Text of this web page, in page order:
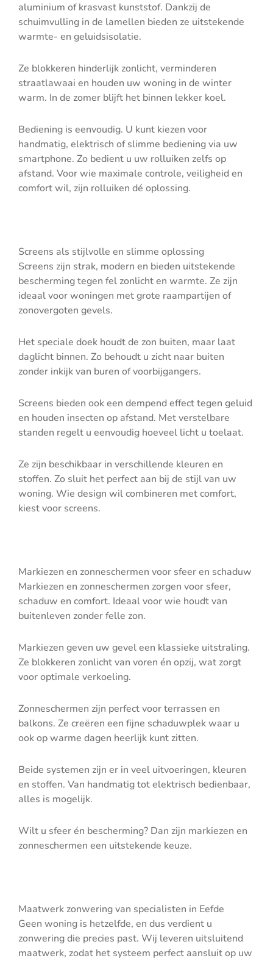
aluminium of krasvast kunststof. Dankzij de
schuimvulling in de lamellen bieden ze uitstekende
warmte- en geluidsisolatie.
Ze blokkeren hinderlijk zonlicht, verminderen
straatlawaai en houden uw woning in de winter
warm. In de zomer blijft het binnen lekker koel.
Bediening is eenvoudig. U kunt kiezen voor
handmatig, elektrisch of slimme bediening via uw
smartphone. Zo bedient u uw rolluiken zelfs op
afstand. Voor wie maximale controle, veiligheid en
comfort wil, zijn rolluiken dé oplossing.
Screens als stijlvolle en slimme oplossing
Screens zijn strak, modern en bieden uitstekende
bescherming tegen fel zonlicht en warmte. Ze zijn
ideaal voor woningen met grote raampartijen of
zonovergoten gevels.
Het speciale doek houdt de zon buiten, maar laat
daglicht binnen. Zo behoudt u zicht naar buiten
zonder inkijk van buren of voorbijgangers.
Screens bieden ook een dempend effect tegen geluid
en houden insecten op afstand. Met verstelbare
standen regelt u eenvoudig hoeveel licht u toelaat.
Ze zijn beschikbaar in verschillende kleuren en
stoffen. Zo sluit het perfect aan bij de stijl van uw
woning. Wie design wil combineren met comfort,
kiest voor screens.
Markiezen en zonneschermen voor sfeer en schaduw
Markiezen en zonneschermen zorgen voor sfeer,
schaduw en comfort. Ideaal voor wie houdt van
buitenleven zonder felle zon.
Markiezen geven uw gevel een klassieke uitstraling.
Ze blokkeren zonlicht van voren én opzij, wat zorgt
voor optimale verkoeling.
Zonneschermen zijn perfect voor terrassen en
balkons. Ze creëren een fijne schaduwplek waar u
ook op warme dagen heerlijk kunt zitten.
Beide systemen zijn er in veel uitvoeringen, kleuren
en stoffen. Van handmatig tot elektrisch bedienbaar,
alles is mogelijk.
Wilt u sfeer én bescherming? Dan zijn markiezen en
zonneschermen een uitstekende keuze.
Maatwerk zonwering van specialisten in Eefde
Geen woning is hetzelfde, en dus verdient u
zonwering die precies past. Wij leveren uitsluitend
maatwerk, zodat het systeem perfect aansluit op uw